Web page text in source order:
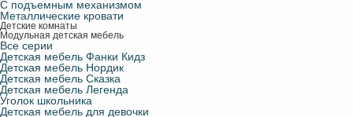
С подъемным механизмом
Металлические кровати
Детские комнаты
Модульная детская мебель
Все серии
Детская мебель Фанки Кидз
Детская мебель Нордик
Детская мебель Сказка
Детская мебель Легенда
Уголок школьника
Детская мебель для девочки